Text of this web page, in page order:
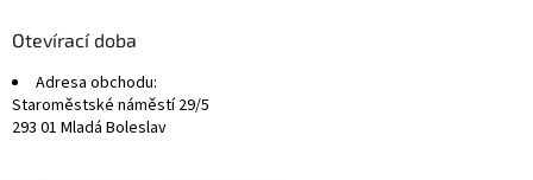
Otevírací doba
Adresa obchodu:
Staroměstské náměstí 29/5
293 01 Mladá Boleslav